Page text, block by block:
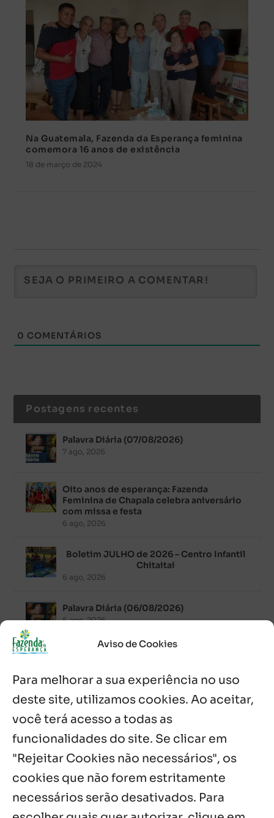
Aviso de Cookies
Para melhorar a sua experiência no uso
deste site, utilizamos cookies. Ao aceitar,
você terá acesso a todas as
funcionalidades do site. Se clicar em
"Rejeitar Cookies não necessários", os
cookies que não forem estritamente
necessários serão desativados. Para
Na Guatemala, Fazenda da Esperança feminina
comemora 16 anos de existência
18 de março de 2024
0 COMENTÁRIOS
Postagens recentes
Palavra Diária (07/08/2026)
7 ago, 2026
Oito anos de esperança: Fazenda
Feminina de Chapala celebra aniversário
com missa e festa
6 ago, 2026
Boletim JULHO de 2026 – Centro Infantil
Chitaitai
6 ago, 2026
Palavra Diária (06/08/2026)
6 ago, 2026
de Guadalajara
Fazenda Dom Mário comemora 5 anos
com testemunhos e missa em São
Cristóvão
5 ago, 2026
Notícias por Categoria